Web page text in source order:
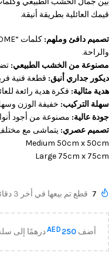
قيمك العائلية بطريقة أنيقة.
تصميم دافئ وملهم:
والراحة.
مصنوعة من الخشب الطبيعي:
ديكور جداري أنيق: قطعة فنية
هدية مثالية: فكرة هدية رائعة
سهلة التركيب: خفيفة الوزن
جودة عالية: مصنوعة من أجود
تصميم عصري: يتماشى مع
Medium 50cm x 50cm
Large 75cm x 75cm
7 قطع تم بيعها في أخر 3 دقائق
أضف AED 250 درهمًا إلى